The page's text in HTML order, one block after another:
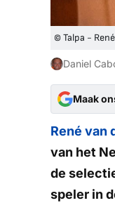
© Talpa -
Daniel
Maak
René van
van het
de
speler in